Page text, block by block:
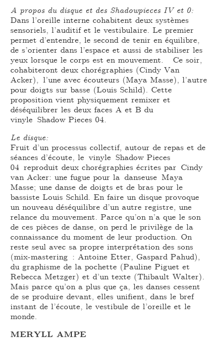
A propos du disque et des Shadowpieces IV et 0:
Dans l’oreille interne cohabitent deux systèmes
sensoriels, l’auditif et le vestibulaire. Le premier
permet d’entendre, le second de tenir en équilibre,
de s’orienter dans l’espace et aussi de stabiliser les
yeux lorsque le corps est en mouvement. Ce soir,
cohabiteront deux chorégraphies (Cindy Van
Acker), l’une avec écouteurs (Maya Masse), l’autre
pour doigts sur basse (Louis Schild). Cette
proposition vient physiquement remixer et
déséquilibrer les deux faces A et B du
vinyle Shadow Pieces 04.
Le disque:
Fruit d’un processus collectif, autour de repas et de
séances d’écoute, le vinyle Shadow Pieces
04 reproduit deux chorégraphies écrites par Cindy
van Acker: une fugue pour la danseuse Maya
Masse; une danse de doigts et de bras pour le
bassiste Louis Schild. En faire un disque provoque
un nouveau déséquilibre d’un autre registre, une
relance du mouvement. Parce qu’on n’a que le son
de ces pièces de danse, on perd le privilège de la
connaissance du moment de leur production. On
reste seul avec sa propre interprétation des sons
(mix-mastering : Antoine Etter, Gaspard Pahud),
du graphisme de la pochette (Pauline Piguet et
Rebecca Metzger) et d’un texte (Thibault Walter).
Mais parce qu’on a plus que ça, les danses cessent
de se produire devant, elles unifient, dans le bref
instant de l’écoute, le vestibule de l’oreille et le
monde.
MERYLL AMPE